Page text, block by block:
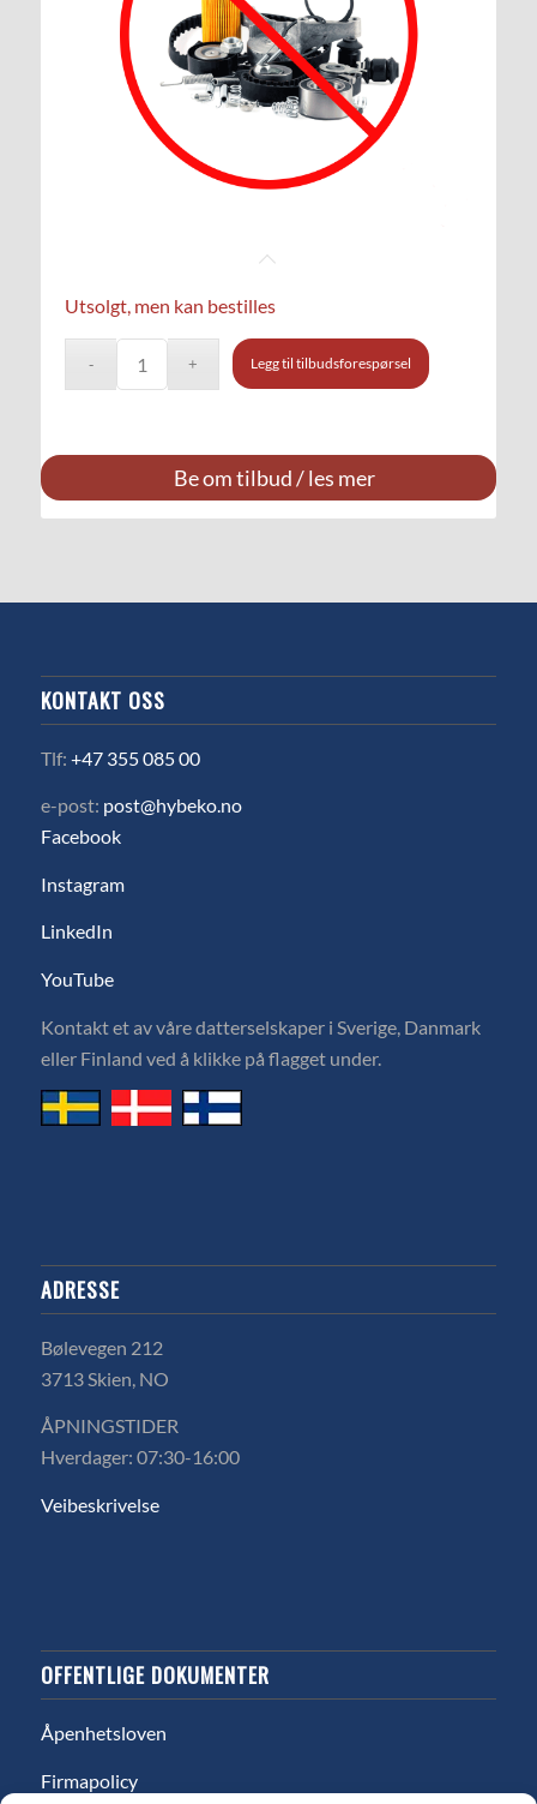
Utsolgt, men kan bestilles
Legg til tilbudsforespørsel
Be om tilbud / les mer
KONTAKT OSS
Tlf: +47 355 085 00
e-post: post@hybeko.no
Facebook
Instagram
LinkedIn
YouTube
Kontakt et av våre datterselskaper i Sverige, Danmark
eller Finland ved å klikke på flagget under.
ADRESSE
Bølevegen 212
3713 Skien, NO
ÅPNINGSTIDER
Hverdager: 07:30-16:00
Veibeskrivelse
OFFENTLIGE DOKUMENTER
Åpenhetsloven
Firmapolicy